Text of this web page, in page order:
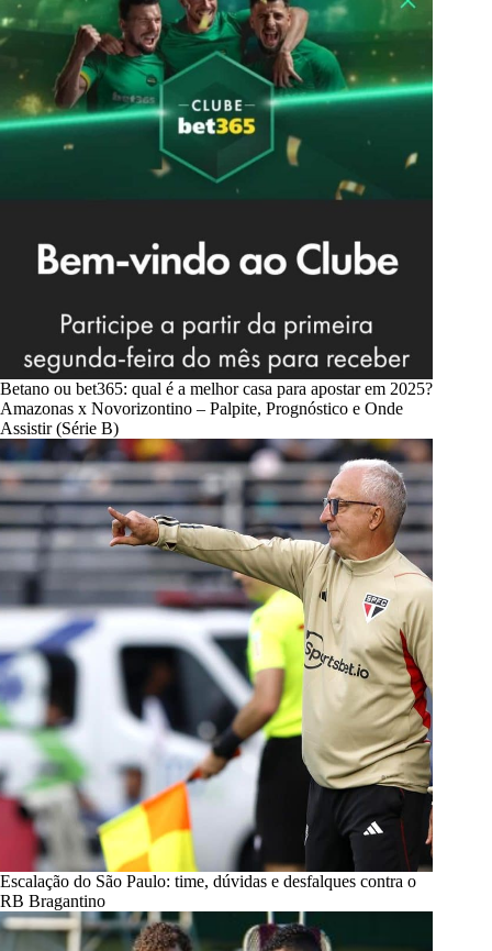
Betano ou bet365: qual é a melhor casa para apostar em 2025?
Amazonas x Novorizontino – Palpite, Prognóstico e Onde
Assistir (Série B)
Escalação do São Paulo: time, dúvidas e desfalques contra o
RB Bragantino